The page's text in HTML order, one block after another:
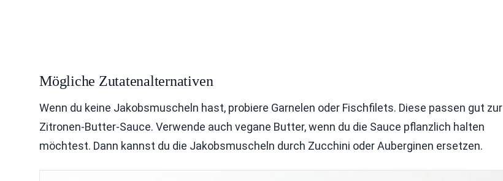
Mögliche Zutatenalternativen
Wenn du keine Jakobsmuscheln hast, probiere Garnelen oder Fischfilets. Diese passen gut zur
Zitronen-Butter-Sauce. Verwende auch vegane Butter, wenn du die Sauce pflanzlich halten
möchtest. Dann kannst du die Jakobsmuscheln durch Zucchini oder Auberginen ersetzen.